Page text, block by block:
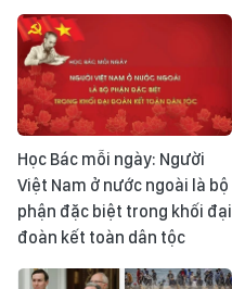
Học Bác mỗi ngày: Người
Việt Nam ở nước ngoài là bộ
phận đặc biệt trong khối đại
đoàn kết toàn dân tộc